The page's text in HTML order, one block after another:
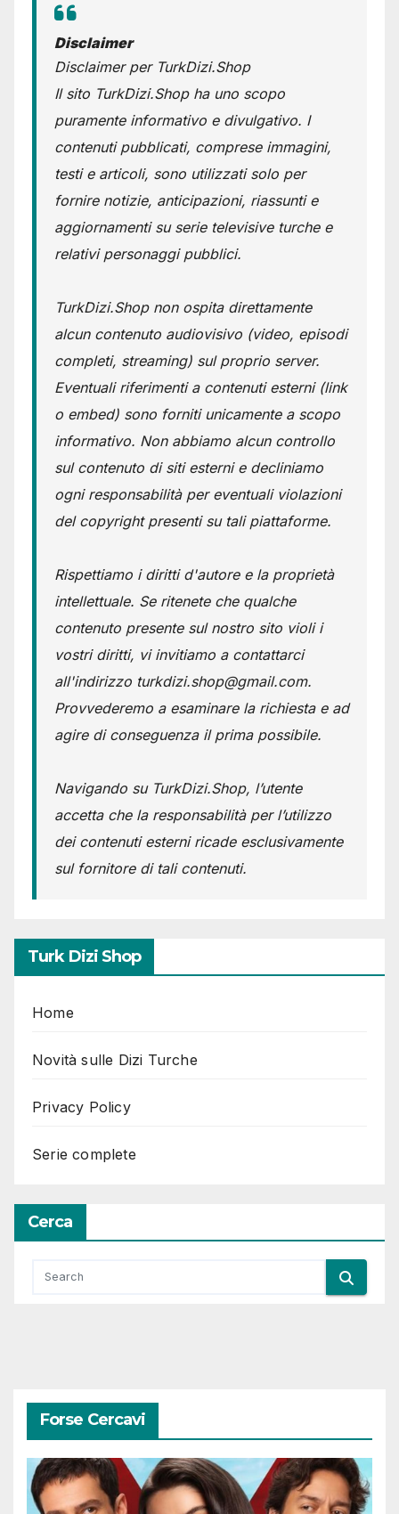
Disclaimer
Disclaimer per TurkDizi.Shop
Il sito TurkDizi.Shop ha uno scopo
puramente informativo e divulgativo. I
contenuti pubblicati, comprese immagini,
testi e articoli, sono utilizzati solo per
fornire notizie, anticipazioni, riassunti e
aggiornamenti su serie televisive turche e
relativi personaggi pubblici.
TurkDizi.Shop non ospita direttamente
alcun contenuto audiovisivo (video, episodi
completi, streaming) sul proprio server.
Eventuali riferimenti a contenuti esterni (link
o embed) sono forniti unicamente a scopo
informativo. Non abbiamo alcun controllo
sul contenuto di siti esterni e decliniamo
ogni responsabilità per eventuali violazioni
del copyright presenti su tali piattaforme.
Rispettiamo i diritti d'autore e la proprietà
intellettuale. Se ritenete che qualche
contenuto presente sul nostro sito violi i
vostri diritti, vi invitiamo a contattarci
all'indirizzo turkdizi.shop@gmail.com.
Provvederemo a esaminare la richiesta e ad
agire di conseguenza il prima possibile.
Navigando su TurkDizi.Shop, l’utente
accetta che la responsabilità per l’utilizzo
dei contenuti esterni ricade esclusivamente
sul fornitore di tali contenuti.
Turk Dizi Shop
Home
Novità sulle Dizi Turche
Privacy Policy
Serie complete
Cerca
Forse Cercavi